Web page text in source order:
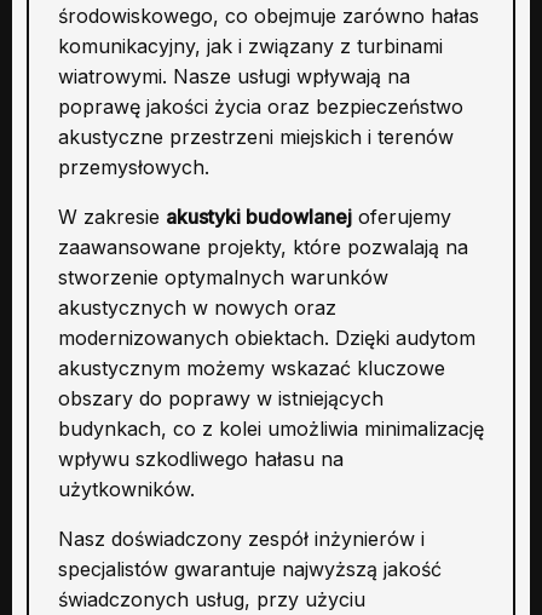
środowiskowego, co obejmuje zarówno hałas
komunikacyjny, jak i związany z turbinami
wiatrowymi. Nasze usługi wpływają na
poprawę jakości życia oraz bezpieczeństwo
akustyczne przestrzeni miejskich i terenów
przemysłowych.
W zakresie akustyki budowlanej oferujemy
zaawansowane projekty, które pozwalają na
stworzenie optymalnych warunków
akustycznych w nowych oraz
modernizowanych obiektach. Dzięki audytom
akustycznym możemy wskazać kluczowe
obszary do poprawy w istniejących
budynkach, co z kolei umożliwia minimalizację
wpływu szkodliwego hałasu na
użytkowników.
Nasz doświadczony zespół inżynierów i
specjalistów gwarantuje najwyższą jakość
świadczonych usług, przy użyciu